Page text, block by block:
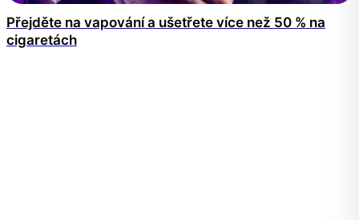
Přejděte na vapování a ušetřete více než 50 % na
cigaretách